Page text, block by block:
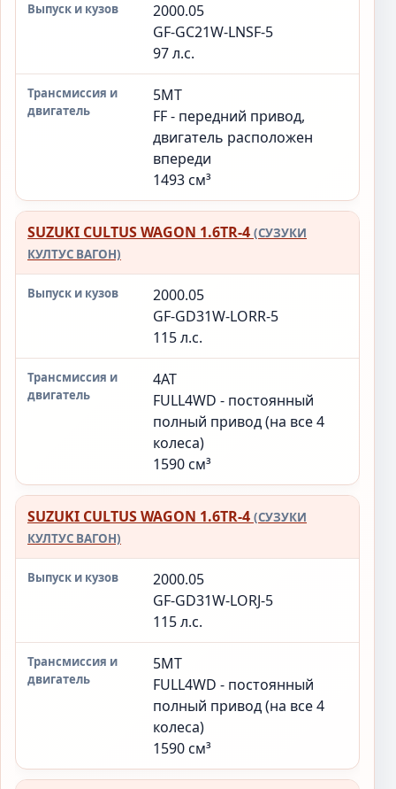
2000.05
GF-GC21W-LNSF-5
97 л.с.
5MT
FF - передний привод,
двигатель расположен
впереди
1493 см³
SUZUKI CULTUS WAGON 1.6TR-4 (СУЗУКИ
КУЛТУС ВАГОН)
2000.05
GF-GD31W-LORR-5
115 л.с.
4AT
FULL4WD - постоянный
полный привод (на все 4
колеса)
1590 см³
SUZUKI CULTUS WAGON 1.6TR-4 (СУЗУКИ
КУЛТУС ВАГОН)
2000.05
GF-GD31W-LORJ-5
115 л.с.
5MT
FULL4WD - постоянный
полный привод (на все 4
колеса)
1590 см³